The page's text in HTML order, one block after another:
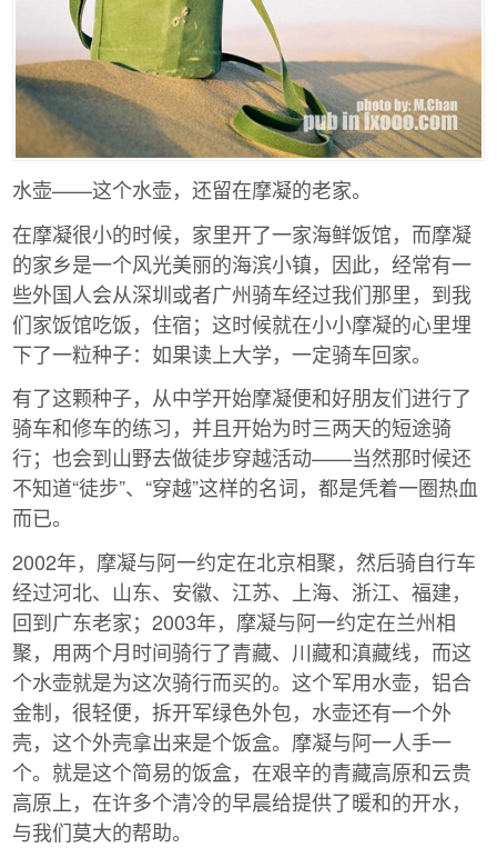
水壶——这个水壶，还留在摩凝的老家。
在摩凝很小的时候，家里开了一家海鲜饭馆，而摩凝
的家乡是一个风光美丽的海滨小镇，因此，经常有一
些外国人会从深圳或者广州骑车经过我们那里，到我
们家饭馆吃饭，住宿；这时候就在小小摩凝的心里埋
下了一粒种子：如果读上大学，一定骑车回家。
有了这颗种子，从中学开始摩凝便和好朋友们进行了
骑车和修车的练习，并且开始为时三两天的短途骑
行；也会到山野去做徒步穿越活动——当然那时候还
不知道“徒步”、“穿越”这样的名词，都是凭着一圈热血
而已。
2002年，摩凝与阿一约定在北京相聚，然后骑自行车
经过河北、山东、安徽、江苏、上海、浙江、福建，
回到广东老家；2003年，摩凝与阿一约定在兰州相
聚，用两个月时间骑行了青藏、川藏和滇藏线，而这
个水壶就是为这次骑行而买的。这个军用水壶，铝合
金制，很轻便，拆开军绿色外包，水壶还有一个外
壳，这个外壳拿出来是个饭盒。摩凝与阿一人手一
个。就是这个简易的饭盒，在艰辛的青藏高原和云贵
高原上，在许多个清冷的早晨给提供了暖和的开水，
与我们莫大的帮助。